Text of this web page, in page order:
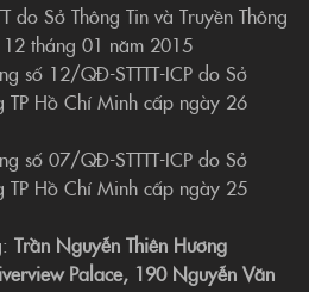
do Sở Thông Tin và Truyền Thông
tháng 01 năm 2015
số 12/QĐ-STTTT-ICP do Sở
TP Hồ Chí Minh cấp ngày 26
số 07/QĐ-STTTT-ICP do Sở
TP Hồ Chí Minh cấp ngày 25
Trần Nguyễn Thiên Hương
Palace, 190 Nguyễn Văn